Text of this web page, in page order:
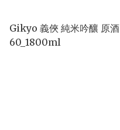
Gikyo 義俠 純米吟釀 原酒
60_1800ml